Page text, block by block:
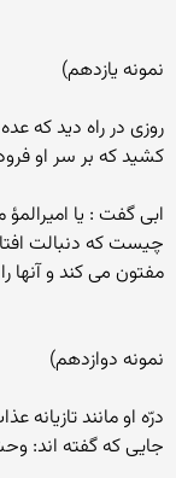
نمونه يازدهم)
روزى در راه ديد كه
كشيد كه بر سر او
ابى گفت : يا
چيست كه دنبالت
مفتون مى كند و آنها را
نمونه دوازدهم)
درّه او مانند
جايى كه گفته اند: